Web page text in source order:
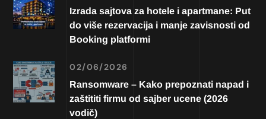
Izrada sajtova za hotele i apartmane: Put
do više rezervacija i manje zavisnosti od
Booking platformi
02/06/2026
Ransomware – Kako prepoznati napad i
zaštititi firmu od sajber ucene (2026
vodič)